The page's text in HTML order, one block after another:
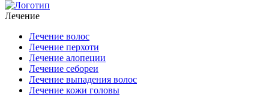
Лечение
Лечение волос
Лечение перхоти
Лечение алопеции
Лечение себореи
Лечение выпадения волос
Лечение кожи головы